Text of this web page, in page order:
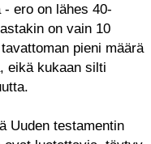
ero on lähes 40-
on vain 10
pieni määrä
eikä kukaan silti
Uuden testamentin